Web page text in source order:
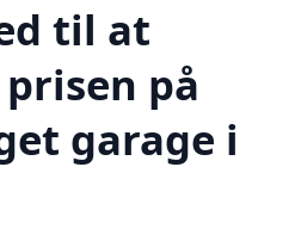
til at
på
garage i